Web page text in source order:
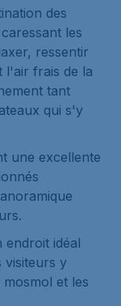
des
les
ressentir
l'air frais de la
tant
qui s'y
une excellente
endroit idéal
visiteurs y
et les